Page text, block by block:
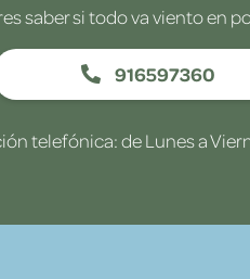
saber si todo va viento en
916597360
telefónica: de Lunes a